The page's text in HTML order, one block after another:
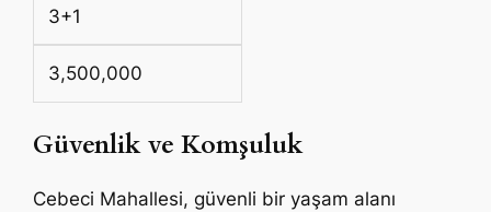
3+1
3,500,000
Güvenlik ve Komşuluk
Cebeci Mahallesi, güvenli bir yaşam alanı